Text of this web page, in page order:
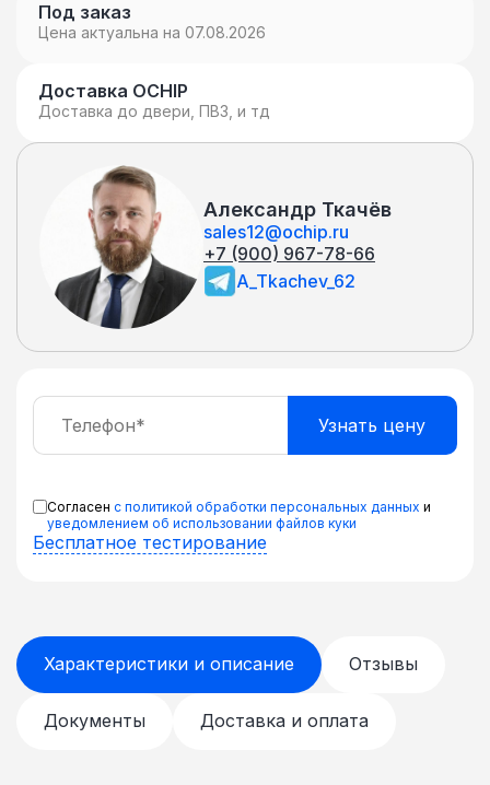
Под заказ
Цена актуальна на 07.08.2026
Доставка OCHIP
Доставка до двери, ПВЗ, и тд
Александр Ткачёв
sales12@ochip.ru
+7 (900) 967-78-66
A_Tkachev_62
Согласен с политикой обработки персональных данных и
уведомлением об использовании файлов куки
Бесплатное тестирование
Характеристики и описание Отзывы
Документы Доставка и оплата